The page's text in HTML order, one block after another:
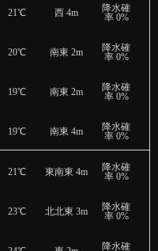
21℃ 西 4m
降水確
率 0%
20℃ 南東 2m
降水確
率 0%
19℃ 南東 2m
降水確
率 0%
19℃ 南東 4m
降水確
率 0%
21℃ 東南東 4m
降水確
率 0%
23℃ 北北東 3m
降水確
率 0%
降水確